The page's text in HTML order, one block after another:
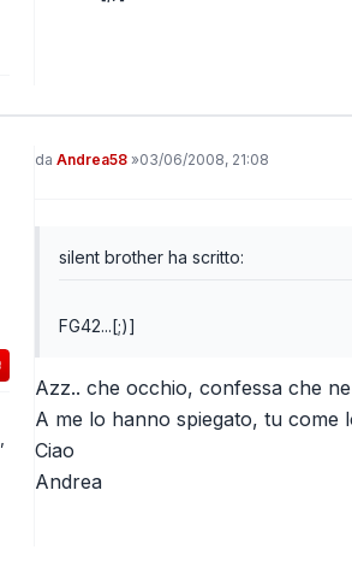
Messaggio
da Andrea58 »03/06/2008, 21:08
silent brother ha scritto:
FG42...[;)]
Azz.. che occhio, confessa che
A me lo hanno spiegato, tu come
Ciao
Andrea